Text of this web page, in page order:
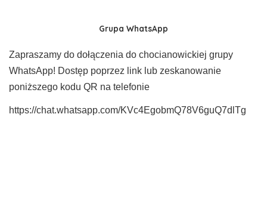
Grupa WhatsApp
Zapraszamy do dołączenia do chocianowickiej grupy
WhatsApp! Dostęp poprzez link lub zeskanowanie
poniższego kodu QR na telefonie
https://chat.whatsapp.com/KVc4EgobmQ78V6guQ7dlTg